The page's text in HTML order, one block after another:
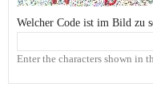
Welcher Code ist im Bild zu
Enter the characters shown in